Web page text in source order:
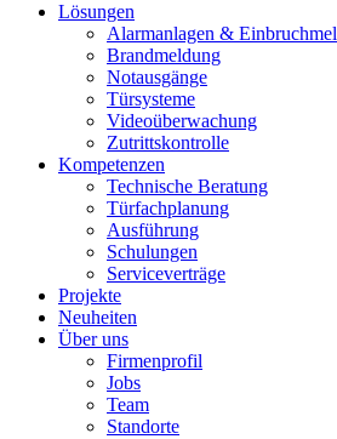
Lösungen
Alarmanlagen &
Brandmeldung
Notausgänge
Türsysteme
Videoüberwachung
Zutrittskontrolle
Kompetenzen
Technische Beratung
Türfachplanung
Ausführung
Schulungen
Serviceverträge
Projekte
Neuheiten
Über uns
Firmenprofil
Jobs
Team
Standorte